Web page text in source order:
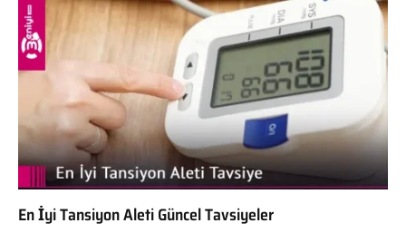
En İyi Tansiyon Aleti Güncel Tavsiyeler